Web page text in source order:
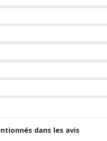
dans les avis